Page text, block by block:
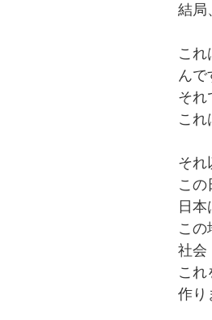
結局
これ
んで
それ
これ
それ
この
日
この
社会
これ
作り